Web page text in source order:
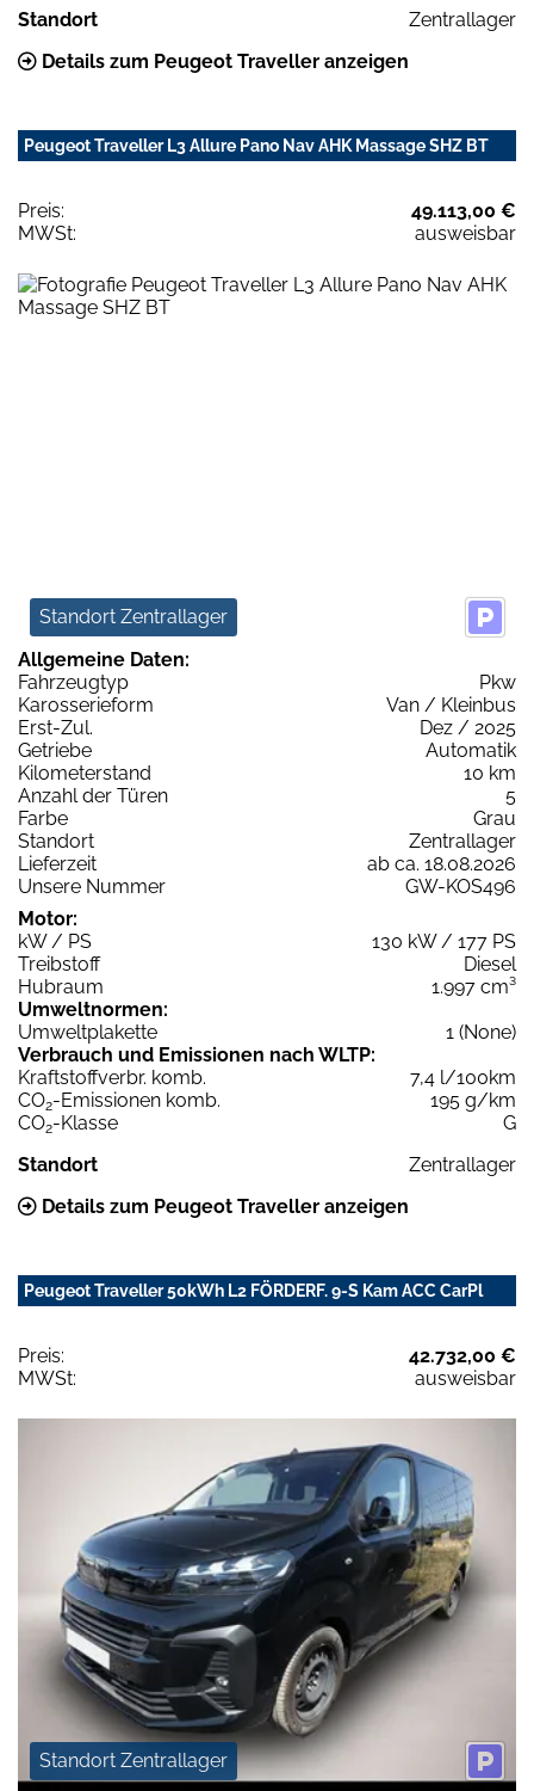
Standort
Zentrallager
Details zum Peugeot Traveller anzeigen
Peugeot Traveller L3 Allure Pano Nav AHK Massage SHZ BT
Preis:
49.113,00 €
MWSt:
ausweisbar
Standort Zentrallager
Allgemeine Daten:
Fahrzeugtyp
Pkw
Karosserieform
Van / Kleinbus
Erst-Zul.
Dez / 2025
Getriebe
Automatik
Kilometerstand
10 km
Anzahl der Türen
5
Farbe
Grau
Standort
Zentrallager
Lieferzeit
ab ca. 18.08.2026
Unsere Nummer
GW-KOS496
Motor:
kW / PS
130 kW / 177 PS
Treibstoff
Diesel
Hubraum
1.997 cm³
Umweltnormen:
Umweltplakette
1 (None)
Verbrauch und Emissionen nach WLTP:
Kraftstoffverbr. komb.
7,4 l/100km
CO2-Emissionen komb.
195 g/km
CO2-Klasse
G
Standort
Zentrallager
Details zum Peugeot Traveller anzeigen
Peugeot Traveller 50kWh L2 FÖRDERF. 9-S Kam ACC CarPl
Preis:
42.732,00 €
MWSt:
ausweisbar
Standort Zentrallager